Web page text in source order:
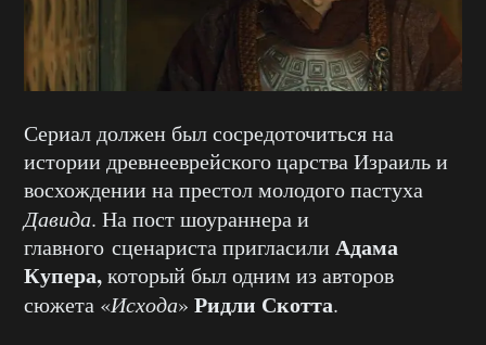
Сериал должен был сосредоточиться на
истории древнееврейского царства Израиль и
восхождении на престол молодого пастуха
Давида. На пост шоураннера и
главного сценариста пригласили Адама
Купера,который был одним из авторов
сюжета «Исхода» Ридли Скотта.